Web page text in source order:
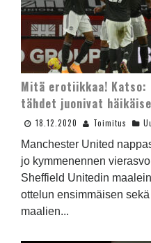
Mitä erotiikkaa! Katso:
tähdet juonivat
18.12.2020 Toimitus
Manchester United
jo kymmenennen
Sheffield Unitedin
ottelun ensimmäisen
maalien...